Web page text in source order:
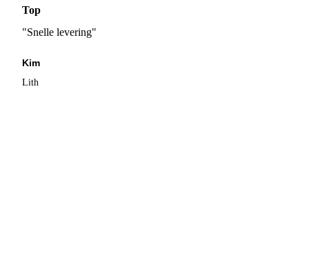
Top
"Snelle levering"
Kim
Lith